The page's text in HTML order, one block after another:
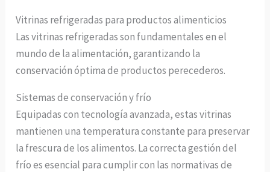
Vitrinas refrigeradas para productos alimenticios
Las vitrinas refrigeradas son fundamentales en el
mundo de la alimentación, garantizando la
conservación óptima de productos perecederos.
Sistemas de conservación y frío
Equipadas con tecnología avanzada, estas vitrinas
mantienen una temperatura constante para preservar
la frescura de los alimentos. La correcta gestión del
frío es esencial para cumplir con las normativas de